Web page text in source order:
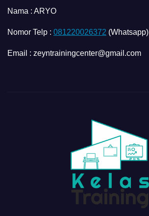
Nama : ARYO
Nomor Telp : 081220026372 (Whatsapp)
Email : zeyntrainingcenter@gmail.com